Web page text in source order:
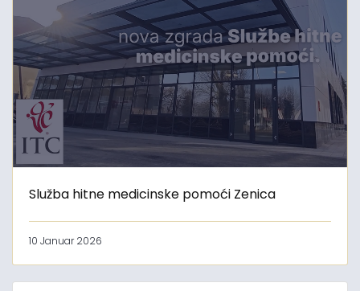
Služba hitne medicinske pomoći Zenica
10 Januar 2026